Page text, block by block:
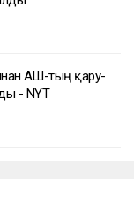
АҚШ-тың қару-
- NYT